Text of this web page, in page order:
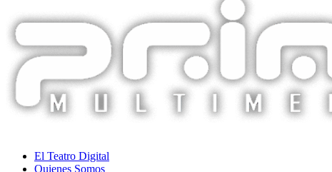
El Teatro Digital
Quienes Somos